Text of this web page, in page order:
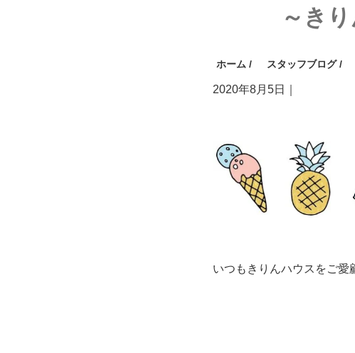
～き
ホーム / スタッフブログ/
2020年8月5日
いつもきりんハウスをご愛